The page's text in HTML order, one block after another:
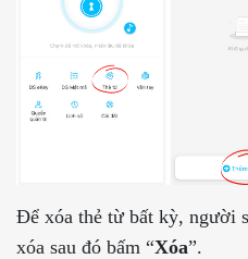
Để xóa thẻ từ bất kỳ, người
xóa sau đó bấm “Xóa”.